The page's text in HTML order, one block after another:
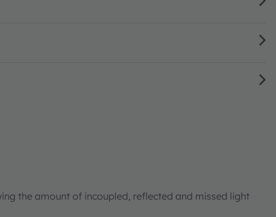
the amount of incoupled, reflected and missed light